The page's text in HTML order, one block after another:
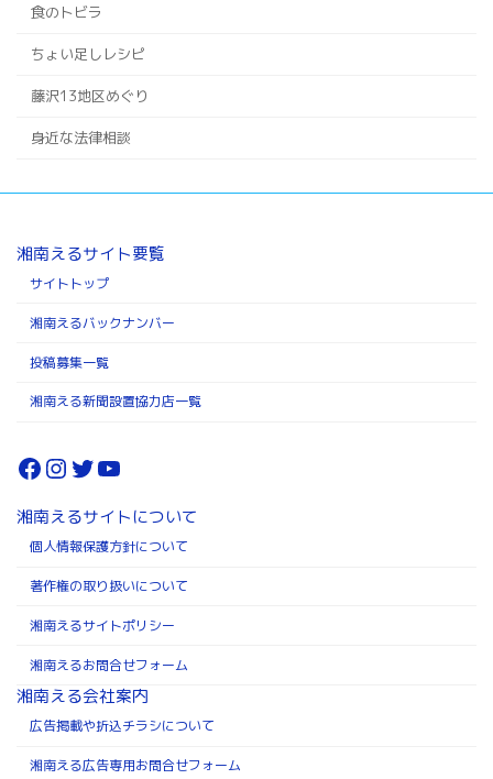
食のトビラ
ちょい足しレシピ
藤沢13地区めぐり
身近な法律相談
湘南えるサイト要覧
サイトトップ
湘南えるバックナンバー
投稿募集一覧
湘南える新聞設置協力店一覧
Facebook
Instagram
Twitter
YouTube
湘南えるサイトについて
個人情報保護方針について
著作権の取り扱いについて
湘南えるサイトポリシー
湘南えるお問合せフォーム
湘南える会社案内
広告掲載や折込チラシについて
湘南える広告専用お問合せフォーム